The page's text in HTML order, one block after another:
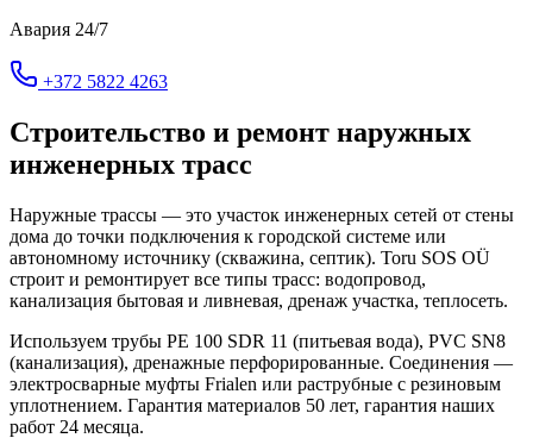
Авария 24/7
+372 5822 4263
Строительство и ремонт наружных
инженерных трасс
Наружные трассы — это участок инженерных сетей от стены
дома до точки подключения к городской системе или
автономному источнику (скважина, септик). Toru SOS OÜ
строит и ремонтирует все типы трасс: водопровод,
канализация бытовая и ливневая, дренаж участка, теплосеть.
Используем трубы PE 100 SDR 11 (питьевая вода), PVC SN8
(канализация), дренажные перфорированные. Соединения —
электросварные муфты Frialen или раструбные с резиновым
уплотнением. Гарантия материалов 50 лет, гарантия наших
работ 24 месяца.